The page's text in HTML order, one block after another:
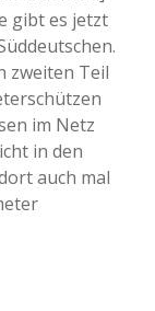
gibt es jetzt
zweiten Teil
im Netz
in den
auch mal